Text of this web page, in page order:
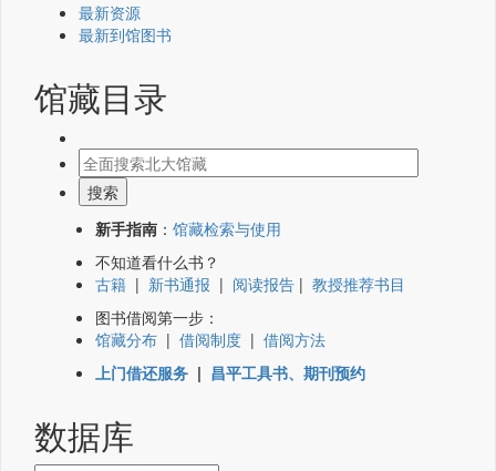
最新资源
最新到馆图书
馆藏目录
新手指南 ： 馆藏检索与使用
不知道看什么书？
古籍 | 新书通报 | 阅读报告 | 教授推荐书目
图书借阅第一步：
馆藏分布 | 借阅制度 | 借阅方法
上门借还服务 | 昌平工具书、期刊预约
数据库